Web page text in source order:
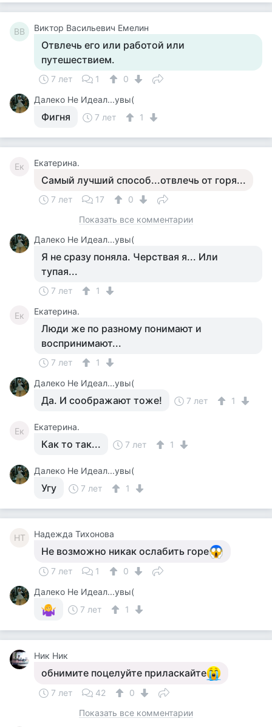
ВВ Виктор Васильевич Емелин
Отвлечь его или работой или
путешествием.
7 лет 1
0
Далеко Не Идеал...увы(
Фигня 7 лет 1
Ек Екатерина.
Самый лучший способ...отвлечь от горя...
7 лет 17
0
Показать все комментарии
Далеко Не Идеал...увы(
Я не сразу поняла. Черствая я... Или
тупая...
7 лет 1
Ек Екатерина.
Люди же по разному понимают и
воспринимают...
7 лет
1
Далеко Не Идеал...увы(
Да. И соображают тоже! 7 лет 1
Ек Екатерина.
Как то так... 7 лет 1
Далеко Не Идеал...увы(
Угу 7 лет 1
НТ Надежда Тихонова
Не возможно никак ослабить горе
7 лет 1
0
Далеко Не Идеал...увы(
7 лет
1
Ник Ник
обнимите поцелуйте приласкайте
7 лет 42
0
Показать все комментарии